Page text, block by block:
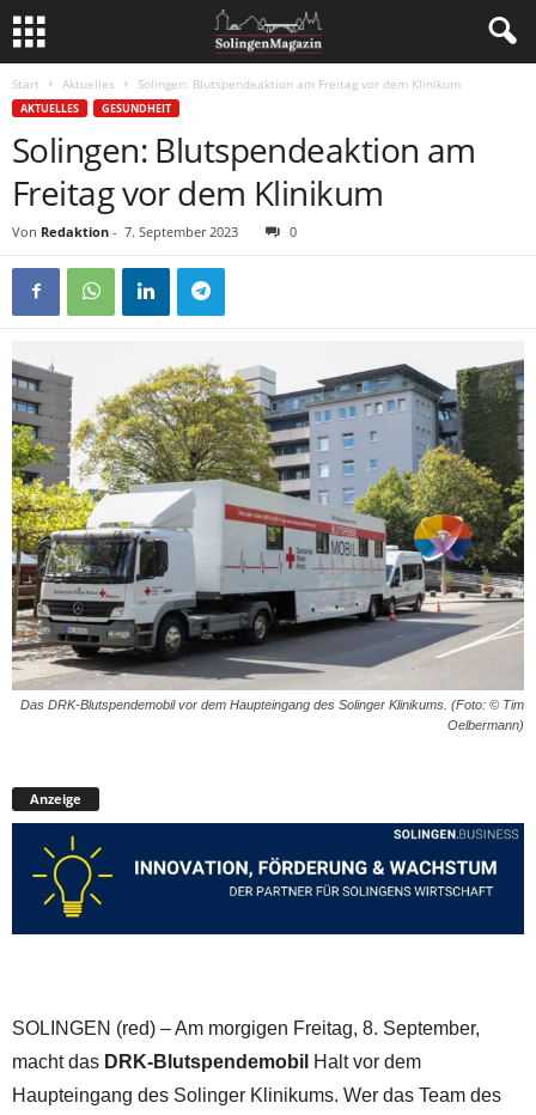
Start Aktuelles Solingen: Blutspendeaktion am Freitag vor dem Klinikum
AKTUELLES GESUNDHEIT
Solingen: Blutspendeaktion am
Freitag vor dem Klinikum
Von Redaktion - 7. September 2023 0
Das DRK-Blutspendemobil vor dem Haupteingang des Solinger Klinikums. (Foto: © Tim
Oelbermann)
Anzeige
SOLINGEN (red) – Am morgigen Freitag, 8. September,
macht das DRK-Blutspendemobil Halt vor dem
Haupteingang des Solinger Klinikums. Wer das Team des